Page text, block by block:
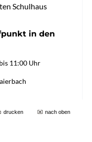
drucken nach oben